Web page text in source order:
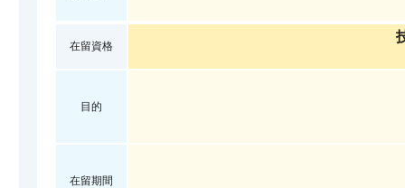
在留資格
目的
在留期間